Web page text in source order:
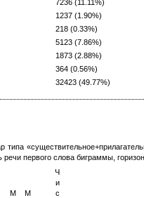
7236 (11.11%)
1237 (1.90%)
218 (0.33%)
5123 (7.86%)
1873 (2.88%)
364 (0.56%)
32423 (49.77%)
типа
речи первого слова биграммы,
М
М
Ч
и
с